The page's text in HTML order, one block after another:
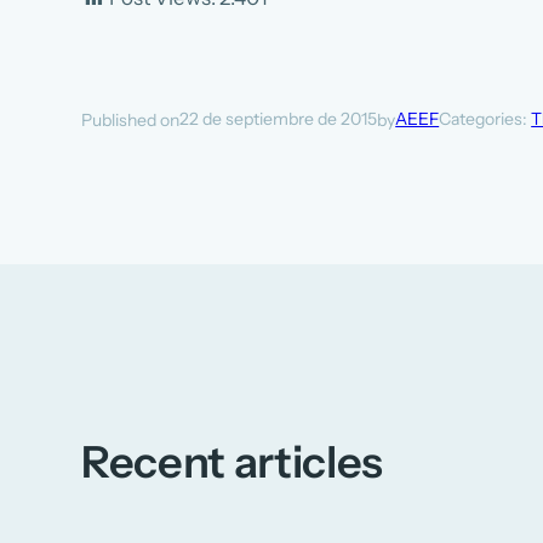
Published on22 de septiembre de 2015byAEEFCategories:
Recent articles